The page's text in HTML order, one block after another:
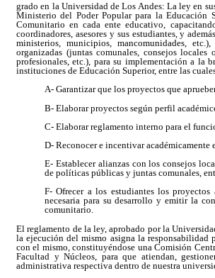
grado en la Universidad de Los Andes: La ley en
Ministerio del Poder Popular para la Educación
Comunitario en cada ente educativo,
coordinadores, asesores y sus estudiantes, y
ministerios, municipios, mancomunidades,
organizadas (juntas comunales, consejos
profesionales, etc.), para su implementación a la
instituciones de Educación Superior, entre las
A- Garantizar que los proyectos que
B- Elaborar proyectos según perfil
C- Elaborar reglamento interno para el
D- Reconocer e incentivar
E- Establecer alianzas con los consejos
de políticas públicas y juntas comunales,
F- Ofrecer a los estudiantes los
necesaria para su desarrollo y emitir la
comunitario.
El reglamento de la ley, aprobado por la
la ejecución del mismo asigna la responsabilidad
con el mismo, constituyéndose una Comisión
Facultad y Núcleos, para que atiendan,
administrativa respectiva dentro de nuestra